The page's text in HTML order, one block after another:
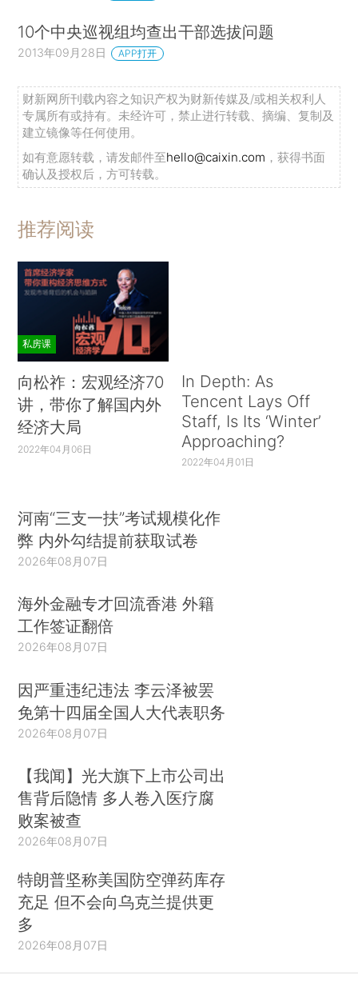
10个中央巡视组均查出干部选拔问题
2013年09月28日 APP打开
财新网所刊载内容之知识产权为财新传媒及/或相关权利人
专属所有或持有。未经许可，禁止进行转载、摘编、复制及
建立镜像等任何使用。
如有意愿转载，请发邮件至hello@caixin.com ，获得书面
确认及授权后，方可转载。
推荐阅读
私房课
向松祚：宏观经济70
讲，带你了解国内外
经济大局
2022年04月06日
In Depth: As
Tencent Lays Off
Staff, Is Its ‘Winter’
Approaching?
2022年04月01日
河南“三支一扶”考试规模化作
弊 内外勾结提前获取试卷
2026年08月07日
海外金融专才回流香港 外籍
工作签证翻倍
2026年08月07日
因严重违纪违法 李云泽被罢
免第十四届全国人大代表职务
2026年08月07日
【我闻】光大旗下上市公司出
售背后隐情 多人卷入医疗腐
败案被查
2026年08月07日
特朗普坚称美国防空弹药库存
充足 但不会向乌克兰提供更
多
2026年08月07日